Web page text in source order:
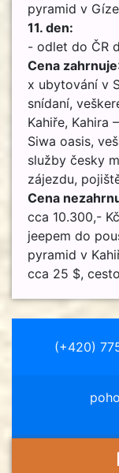
pyramid v Gíze
11. den:
- odlet do ČR
Cena zahrnuje
x ubytování v
snídaní,
Kahiře, Kahira
Siwa oasis,
služby česky
zájezdu,
Cena
cca 10.300,-
jeepem do
pyramid v
cca 25 $,
(+420)